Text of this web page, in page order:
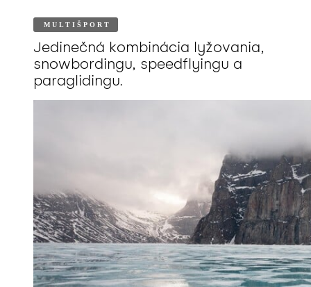
MULTIŠPORT
Jedinečná kombinácia lyžovania,
snowbordingu, speedflyingu a
paraglidingu.